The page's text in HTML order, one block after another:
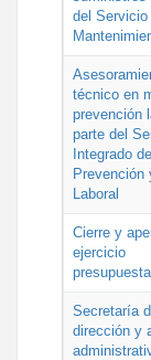
del Servicio
técnico en
prevención
parte del
Integrado de
Prevención
Laboral
Cierre y
ejercicio
Secretaría
dirección y